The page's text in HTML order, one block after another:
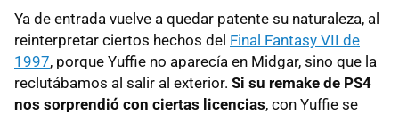
Ya de entrada vuelve a quedar patente su naturaleza, al
reinterpretar ciertos hechos del Final Fantasy VII de
1997, porque Yuffie no aparecía en Midgar, sino que la
reclutábamos al salir al exterior. Si su remake de PS4
nos sorprendió con ciertas licencias, con Yuffie se